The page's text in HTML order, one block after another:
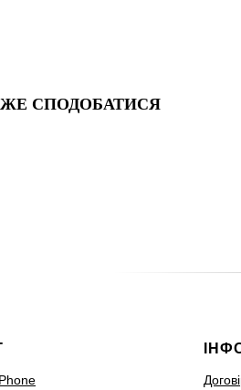
СПОДОБАТИСЯ